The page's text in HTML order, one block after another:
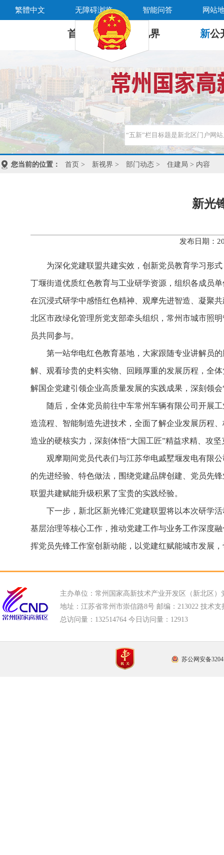
繁體中文 无障碍浏览 智能问答 网站
首 页 新 视界 新公
您当前的位置： 首页 > 新视界 > 部门动态 > 住建局 > 内容
新光
发布日期：
为深化党建联盟共建实效，创新党员教育学习形
丁堰街道优质红色教育与工业研学资源，组织各成员
在沉浸式研学中感悟红色精神、观摩先进智造、凝聚
北区市政绿化管理所党支部牵头组织，常州市城市照
员共同参与。
第一站华电红色教育基地，大家跟随专业讲解员
解、观看珍贵的史料实物、回顾厚重的发展历程，全
解国企党建引领企业高质量发展的实践成果，深刻领
随后，全体党员前往中车常州车辆有限公司开展
造流程、智能制造先进技术，全面了解企业发展历程
造业的硬核实力，深刻体悟“大国工匠”精益求精、攻
观摩期间党员代表们与江苏华电戚墅堰发电有限
的先进经验、特色做法，围绕党建品牌创建、党员先
联盟共建赋能升级积累了宝贵的实践经验。
下一步，新北区新光锋汇党建联盟将以本次研学
基层治理等核心工作，推动党建工作与业务工作深度
挥党员先锋工作室创新动能，以党建红赋能城市发展
主办单位：常州国家高新技术产业开发区（新北区）
地址：江苏省常州市崇信路8号 邮编：213022 技术支
总访问量： 132514764 今日访问量： 12913
苏公网安备